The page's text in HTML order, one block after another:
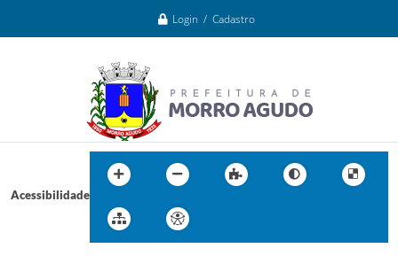
Login / Cadastro
Acessibilidade